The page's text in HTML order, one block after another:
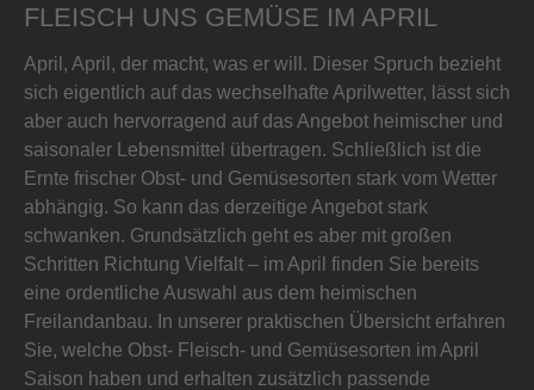
FLEISCH UNS GEMÜSE IM APRIL
April, April, der macht, was er will. Dieser Spruch bezieht
sich eigentlich auf das wechselhafte Aprilwetter, lässt sich
aber auch hervorragend auf das Angebot heimischer und
saisonaler Lebensmittel übertragen. Schließlich ist die
Ernte frischer Obst- und Gemüsesorten stark vom Wetter
abhängig. So kann das derzeitige Angebot stark
schwanken. Grundsätzlich geht es aber mit großen
Schritten Richtung Vielfalt – im April finden Sie bereits
eine ordentliche Auswahl aus dem heimischen
Freilandanbau. In unserer praktischen Übersicht erfahren
Sie, welche Obst- Fleisch- und Gemüsesorten im April
Saison haben und erhalten zusätzlich passende